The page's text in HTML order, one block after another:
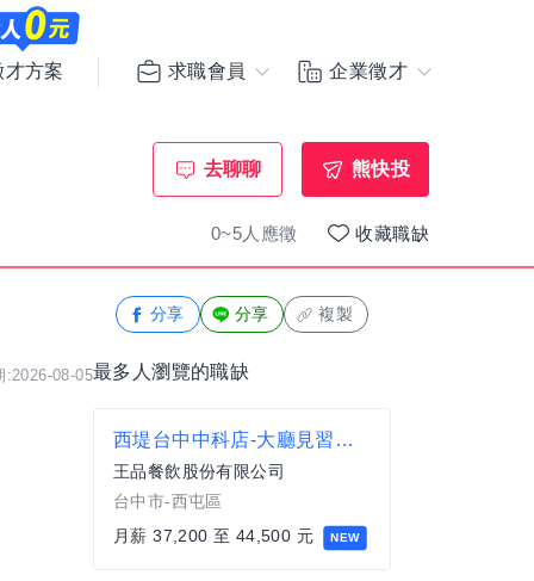
才方案 求職會員 企業徵才
去聊聊 熊快投
0~5人應徵 收藏職缺
:2026-08-05
分享 分享 複製
最多人瀏覽的職缺
NEW
西堤台中中科店-大廳見習襄理
王品餐飲股份有限公司
台中市-西屯區
月薪 37,200 至 44,500 元